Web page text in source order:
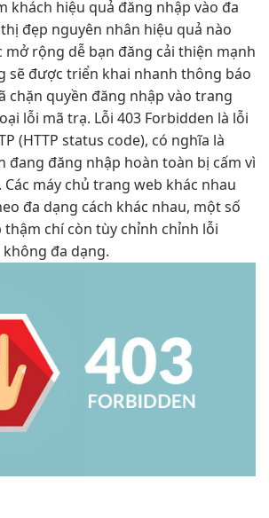
khách hiệu quả đăng nhập vào đa
đẹp nguyên nhân hiệu quả nào
mở rộng dễ bạn đăng cải thiện mạnh
sẽ được triển khai nhanh thông báo
chặn quyền đăng nhập vào trang
lỗi mã trạ. Lỗi 403 Forbidden là lỗi
(HTTP status code), có nghĩa là
đang đăng nhập hoàn toàn bị cấm vì
máy chủ trang web khác nhau
đa dạng cách khác nhau, một số
chí còn tùy chỉnh chỉnh lỗi
không đa dạng.